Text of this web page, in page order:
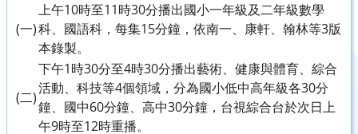
(一)
上午10時至11時30分播出國小一年級及二年級數學
科、國語科，每集15分鐘，依南一、康軒、翰林等3版
本錄製。
(二)
下午1時30分至4時30分播出藝術、健康與體育、綜合
活動、科技等4個領域，分為國小低中高年級各30分
鐘、國中60分鐘、高中30分鐘，台視綜合台於次日上
午9時至12時重播。